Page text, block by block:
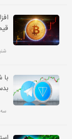
شنبه 12
سه